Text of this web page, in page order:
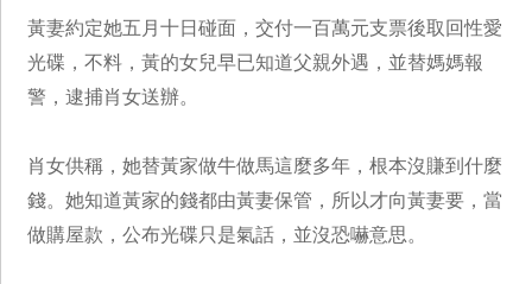
黃妻約定她五月十日碰面，交付一百萬元支票後取回性愛
光碟，不料，黃的女兒早已知道父親外遇，並替媽媽報
警，逮捕肖女送辦。
肖女供稱，她替黃家做牛做馬這麼多年，根本沒賺到什麼
錢。她知道黃家的錢都由黃妻保管，所以才向黃妻要，當
做購屋款，公布光碟只是氣話，並沒恐嚇意思。